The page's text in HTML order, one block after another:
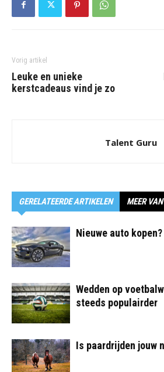
Vorig artikel
Leuke en unieke
kerstcadeaus vind je zo
Talent Guru
GERELATEERDE ARTIKELEN MEER
Nieuwe auto kopen?
Wedden op
steeds populairder
Is paardrijden jouw